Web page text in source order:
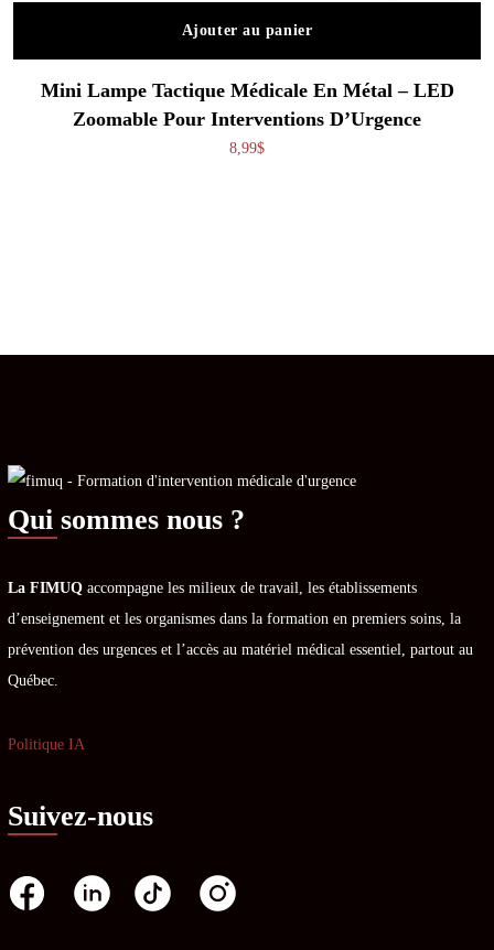
Ajouter au panier
Mini Lampe Tactique Médicale En Métal – LED
Zoomable Pour Interventions D’Urgence
8,99$
Qui sommes nous ?
La FIMUQ accompagne les milieux de travail, les établissements
d’enseignement et les organismes dans la formation en premiers soins, la
prévention des urgences et l’accès au matériel médical essentiel, partout au
Québec.
Politique IA
Suivez-nous